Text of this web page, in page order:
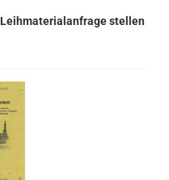
Leihmaterialanfrage stellen